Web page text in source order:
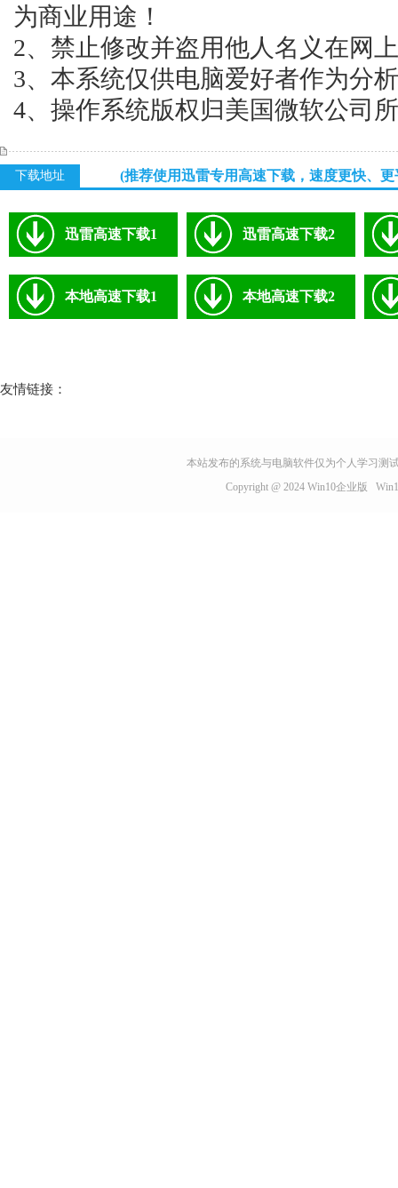
为商业用途！
2、禁止修改并盗用他人名义在网
3、本系统仅供电脑爱好者作为分
4、操作系统版权归美国微软公司
下载地址 (推荐使用迅雷专用高速下载，速度更快、更
迅雷高速下载1 迅雷高速下载2
本地高速下载1 本地高速下载2
友情链接：
本站发布的系统与电脑软件仅为个人学习测
Copyright @ 2024 Win10企业版